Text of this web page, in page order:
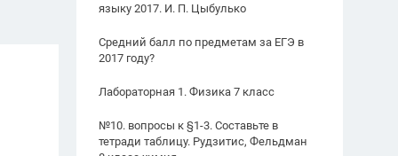
языку 2017. И. П. Цыбулько
Средний балл по предметам за ЕГЭ в
2017 году?
Лабораторная 1. Физика 7 класс
№10. вопросы к §1-3. Составьте в
тетради таблицу. Рудзитис, Фельдман